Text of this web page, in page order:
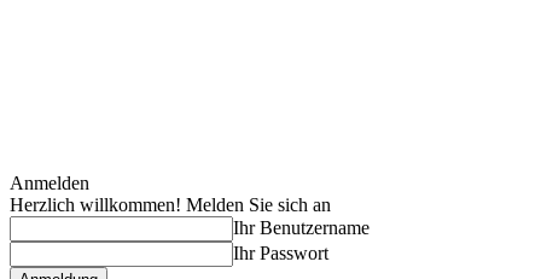
Anmelden
Herzlich willkommen! Melden Sie sich an
Ihr Benutzername
Ihr Passwort